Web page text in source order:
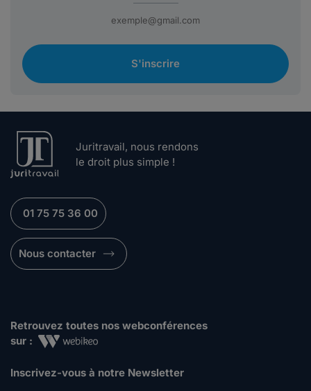
S'inscrire
Juritravail, nous rendons
le droit plus simple !
01 75 75 36 00
Nous contacter
Retrouvez toutes nos webconférences
sur :
Inscrivez-vous à notre Newsletter